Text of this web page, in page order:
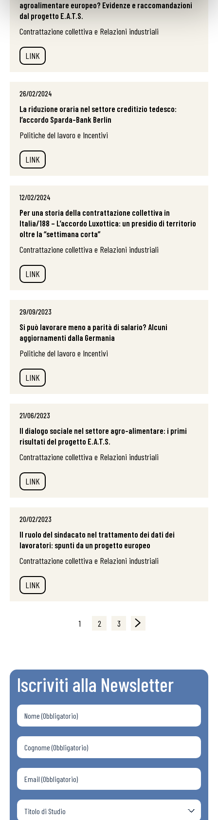
agroalimentare europeo? Evidenze e raccomandazioni
dal progetto E.A.T.S.
Contrattazione collettiva e Relazioni industriali
LINK
26/02/2024
La riduzione oraria nel settore creditizio tedesco:
l’accordo Sparda-Bank Berlin
Politiche del lavoro e Incentivi
LINK
12/02/2024
Per una storia della contrattazione collettiva in
Italia/188 – L’accordo Luxottica: un presidio di territorio
oltre la “settimana corta”
Contrattazione collettiva e Relazioni industriali
LINK
29/09/2023
Si può lavorare meno a parità di salario? Alcuni
aggiornamenti dalla Germania
Politiche del lavoro e Incentivi
LINK
21/06/2023
Il dialogo sociale nel settore agro-alimentare: i primi
risultati del progetto E.A.T.S.
Contrattazione collettiva e Relazioni industriali
LINK
20/02/2023
Il ruolo del sindacato nel trattamento dei dati dei
lavoratori: spunti da un progetto europeo
Contrattazione collettiva e Relazioni industriali
LINK
1 2 3
Iscriviti alla Newsletter